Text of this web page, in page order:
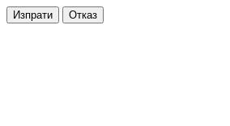
Изпрати Отказ